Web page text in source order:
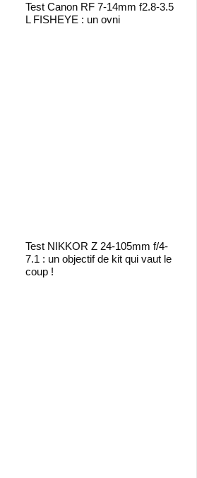
Test Canon RF 7-14mm f2.8-3.5
L FISHEYE : un ovni
Test NIKKOR Z 24-105mm f/4-
7.1 : un objectif de kit qui vaut le
coup !